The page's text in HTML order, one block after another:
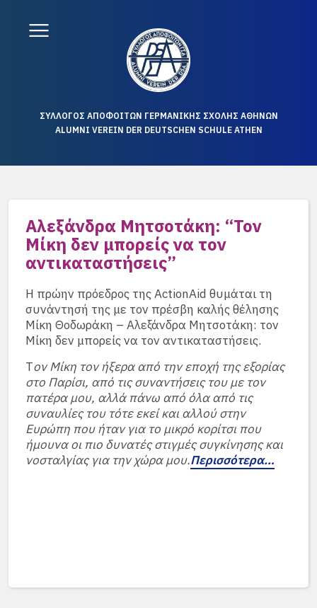
ΣΥΛΛΟΓΟΣ ΑΠΟΦΟΙΤΩΝ ΓΕΡΜΑΝΙΚΗΣ ΣΧΟΛΗΣ ΑΘΗΝΩΝ
ALUMNI VEREIN DER DEUTSCHEN SCHULE ATHEN
Αλεξάνδρα Μητσοτάκη: “Τον
Μίκη δεν μπορείς να τον
αντικαταστήσεις”
Η πρώην πρόεδρος της ActionAid θυμάται τη
συνάντησή της με τον πρέσβη καλής θέλησης
Μίκη Θοδωράκη – Αλεξάνδρα Μητσοτάκη: τον
Μίκη δεν μπορείς να τον αντικαταστήσεις.
Τον Μίκη τον ήξερα από την εποχή της εξορίας
στο Παρίσι, από τις συναντήσεις του με τον
πατέρα μου, αλλά πάνω από όλα από τις
συναυλίες του τότε εκεί και αλλού στην
Ευρώπη που ήταν για το μικρό κορίτσι που
ήμουνα οι πιο δυνατές στιγμές συγκίνησης και
νοσταλγίας για την χώρα μου.Περισσότερα…